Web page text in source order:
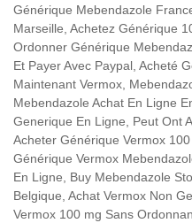
Générique Mebendazole
Marseille, Achetez Générique
Ordonner Générique
Et Payer Avec Paypal, Acheté
Maintenant Vermox,
Mebendazole Achat En Ligne
Generique En Ligne, Peut Ont
Acheter Générique Vermox
Générique Vermox
En Ligne, Buy Mebendazole
Belgique, Achat Vermox Non
Vermox 100 mg Sans